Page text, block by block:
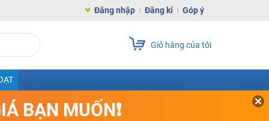
Đăng nhập Đăng kí Góp ý
Giỏ hàng của tôi
BẠN MUỐN❗